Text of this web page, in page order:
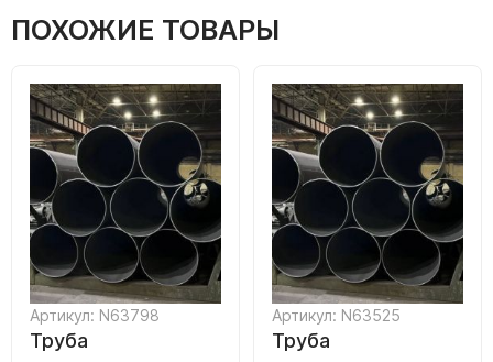
ПОХОЖИЕ ТОВАРЫ
Артикул: N63798
Труба
Артикул: N63525
Труба